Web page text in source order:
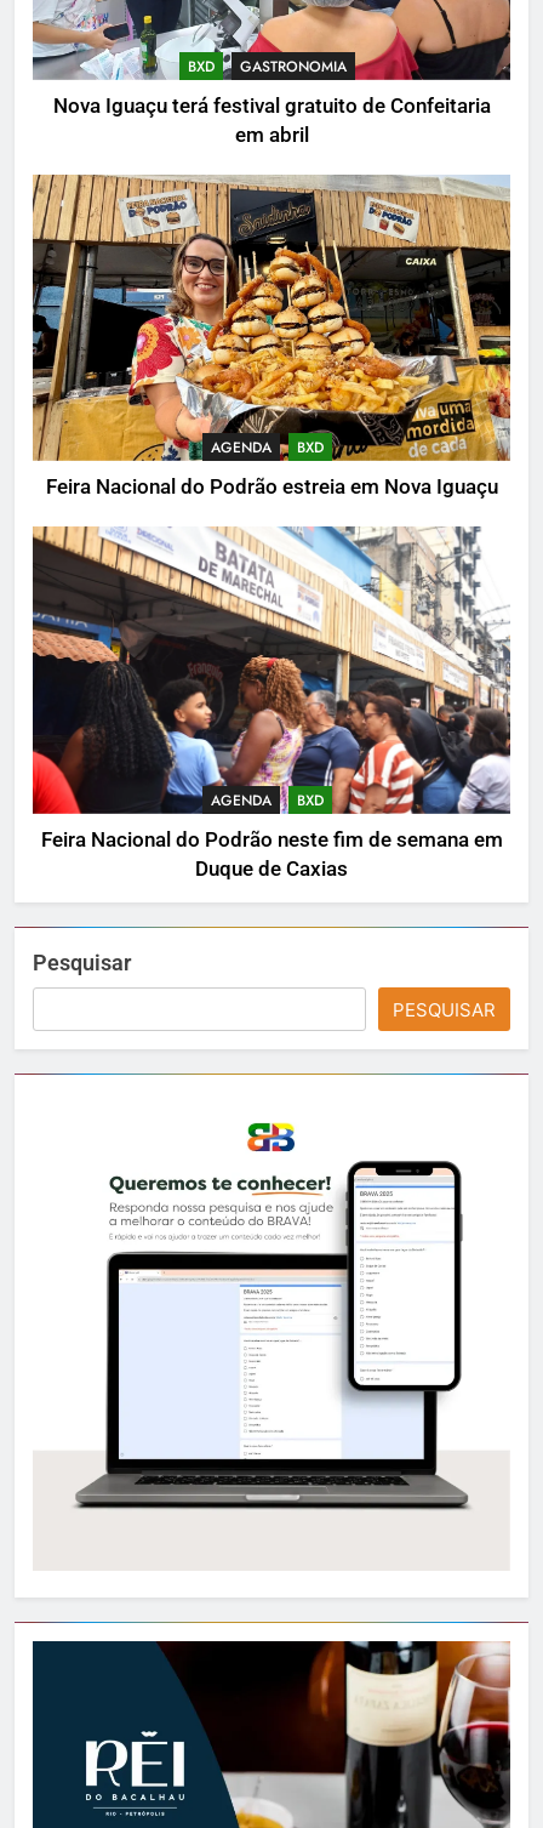
BXD GASTRONOMIA
Nova Iguaçu terá festival gratuito de Confeitaria
em abril
AGENDA BXD
Feira Nacional do Podrão estreia em Nova Iguaçu
AGENDA BXD
Feira Nacional do Podrão neste fim de semana em
Duque de Caxias
Pesquisar
PESQUISAR